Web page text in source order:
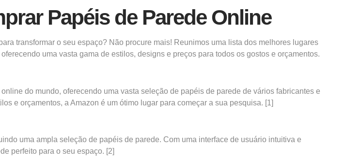
Papéis de Parede Online
transformar o seu espaço? Não procure mais! Reunimos uma lista dos melhores lugares
uma vasta gama de estilos, designs e preços para todos os gostos e orçamentos.
do mundo, oferecendo uma vasta seleção de papéis de parede de vários fabricantes e
e orçamentos, a Amazon é um ótimo lugar para começar a sua pesquisa. [1]
uma ampla seleção de papéis de parede. Com uma interface de usuário intuitiva e
perfeito para o seu espaço. [2]